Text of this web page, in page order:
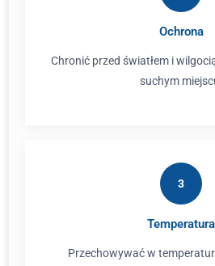
Ochrona
Chronić przed światłem i
suchym
3
Temperatura
Przechowywać w